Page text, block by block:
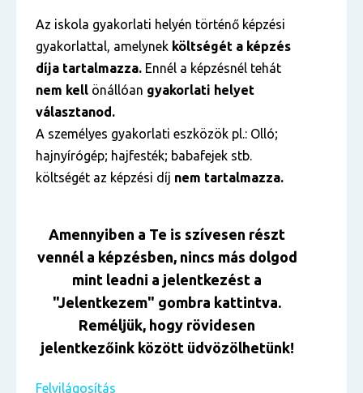
Az iskola gyakorlati helyén történő képzési
gyakorlattal, amelynek költségét a képzés
díja tartalmazza. Ennél a képzésnél tehát
nem kell önállóan gyakorlati helyet
választanod.
A személyes gyakorlati eszközök pl.: Olló;
hajnyírógép; hajfesték; babafejek stb.
költségét az képzési díj nem tartalmazza.
Amennyiben a Te is szívesen részt
vennél a képzésben, nincs más dolgod
mint leadni a jelentkezést a
"Jelentkezem" gombra kattintva.
Reméljük, hogy rövidesen
jelentkezőink között üdvözölhetünk!
Felvilágosítás